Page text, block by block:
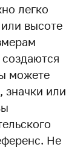
легко
высоте
можете
значки или
Не